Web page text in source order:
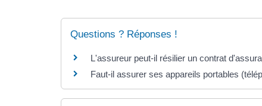
Questions ? Réponses !
L'assureur peut-il résilier un contrat
Faut-il assurer ses appareils portables